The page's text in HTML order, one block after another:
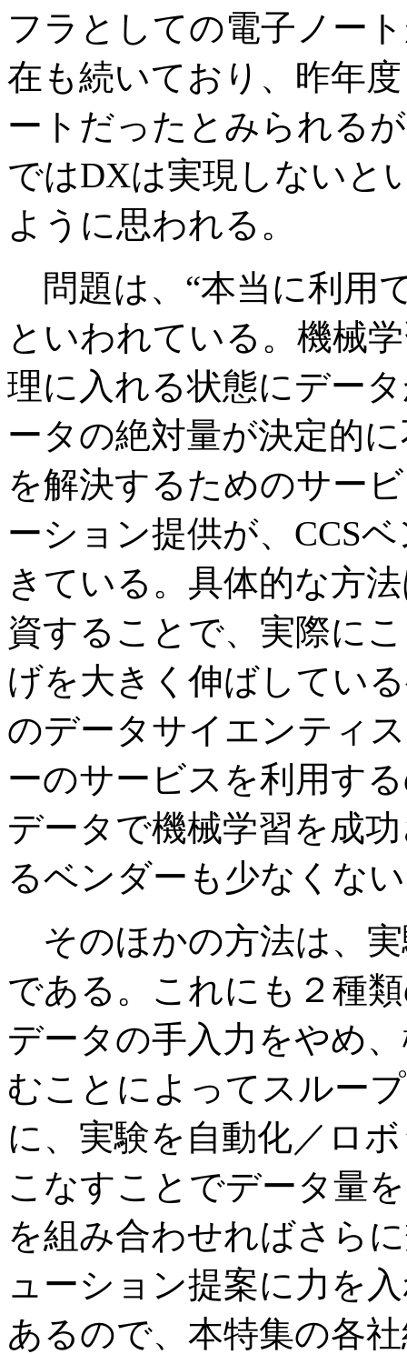
フラとしての電子ノー
在も続いており、昨年
ートだったとみられる
ではDXは実現しないと
ように思われる。
問題は、“本当に利用
といわれている。機械
理に入れる状態にデー
ータの絶対量が決定的
を解決するためのサー
ーション提供が、CCS
きている。具体的な方
資することで、実際に
げを大きく伸ばしてい
のデータサイエンティ
ーのサービスを利用す
データで機械学習を成
るベンダーも少なくな
そのほかの方法は、
である。これにも２種
データの手入力をやめ
むことによってスルー
に、実験を自動化／ロ
こなすことでデータ量
を組み合わせればさら
ューション提案に力を
あるので、本特集の各